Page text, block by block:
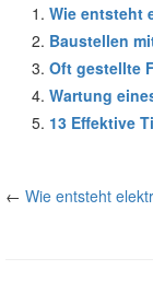
Wie entsteht
Baustellen
Oft gestellte
Wartung
13 Effektive
← Wie entsteht